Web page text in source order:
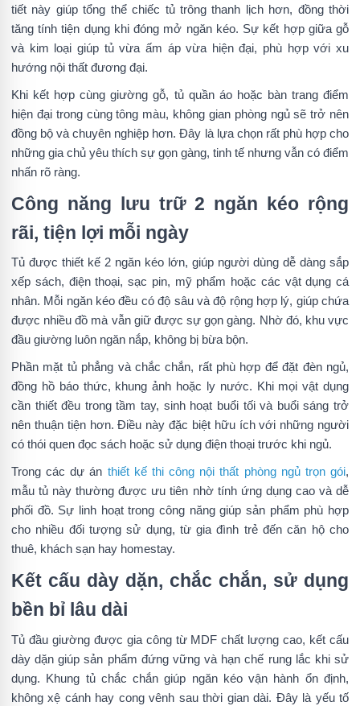
tiết này giúp tổng thể chiếc tủ trông thanh lịch hơn, đồng thời
tăng tính tiện dụng khi đóng mở ngăn kéo. Sự kết hợp giữa gỗ
và kim loại giúp tủ vừa ấm áp vừa hiện đại, phù hợp với xu
hướng nội thất đương đại.
Khi kết hợp cùng giường gỗ, tủ quần áo hoặc bàn trang điểm
hiện đại trong cùng tông màu, không gian phòng ngủ sẽ trở nên
đồng bộ và chuyên nghiệp hơn. Đây là lựa chọn rất phù hợp cho
những gia chủ yêu thích sự gọn gàng, tinh tế nhưng vẫn có điểm
nhấn rõ ràng.
Công năng lưu trữ 2 ngăn kéo rộng
rãi, tiện lợi mỗi ngày
Tủ được thiết kế 2 ngăn kéo lớn, giúp người dùng dễ dàng sắp
xếp sách, điện thoại, sạc pin, mỹ phẩm hoặc các vật dụng cá
nhân. Mỗi ngăn kéo đều có độ sâu và độ rộng hợp lý, giúp chứa
được nhiều đồ mà vẫn giữ được sự gọn gàng. Nhờ đó, khu vực
đầu giường luôn ngăn nắp, không bị bừa bộn.
Phần mặt tủ phẳng và chắc chắn, rất phù hợp để đặt đèn ngủ,
đồng hồ báo thức, khung ảnh hoặc ly nước. Khi mọi vật dụng
cần thiết đều trong tầm tay, sinh hoạt buổi tối và buổi sáng trở
nên thuận tiện hơn. Điều này đặc biệt hữu ích với những người
có thói quen đọc sách hoặc sử dụng điện thoại trước khi ngủ.
Trong các dự án thiết kế thi công nội thất phòng ngủ trọn gói,
mẫu tủ này thường được ưu tiên nhờ tính ứng dụng cao và dễ
phối đồ. Sự linh hoạt trong công năng giúp sản phẩm phù hợp
cho nhiều đối tượng sử dụng, từ gia đình trẻ đến căn hộ cho
thuê, khách sạn hay homestay.
Kết cấu dày dặn, chắc chắn, sử dụng
bền bỉ lâu dài
Tủ đầu giường được gia công từ MDF chất lượng cao, kết cấu
dày dặn giúp sản phẩm đứng vững và hạn chế rung lắc khi sử
dụng. Khung tủ chắc chắn giúp ngăn kéo vận hành ổn định,
không xệ cánh hay cong vênh sau thời gian dài. Đây là yếu tố